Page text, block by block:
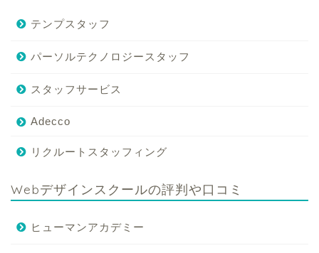
テンプスタッフ
パーソルテクノロジースタッフ
スタッフサービス
Adecco
リクルートスタッフィング
Webデザインスクールの評判や口コミ
ヒューマンアカデミー